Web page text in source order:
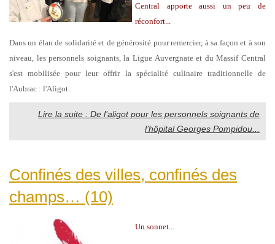
Central apporte aussi un peu de
réconfort...
Dans un élan de solidarité et de générosité pour remercier, à sa façon et à son
niveau, les personnels soignants, la Ligue Auvergnate et du Massif Central
s'est mobilisée pour leur offrir la spécialité culinaire traditionnelle de
l'Aubrac : l'Aligot.
Lire la suite : De l’aligot pour les personnels soignants de
l’hôpital Georges Pompidou...
Confinés des villes, confinés des
champs… (10)
Un sonnet...